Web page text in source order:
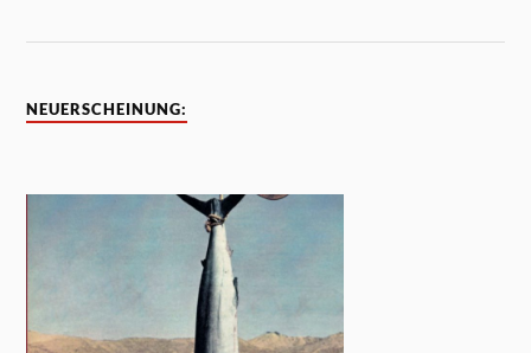
NEUERSCHEINUNG: